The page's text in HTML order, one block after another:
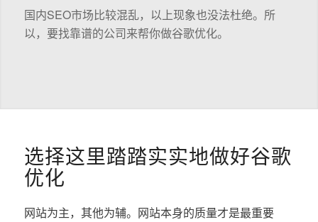
国内SEO市场比较混乱，以上现象也没法杜绝。所
以，要找靠谱的公司来帮你做谷歌优化。
选择这里踏踏实实地做好谷歌
优化
网站为主，其他为辅。网站本身的质量才是最重要